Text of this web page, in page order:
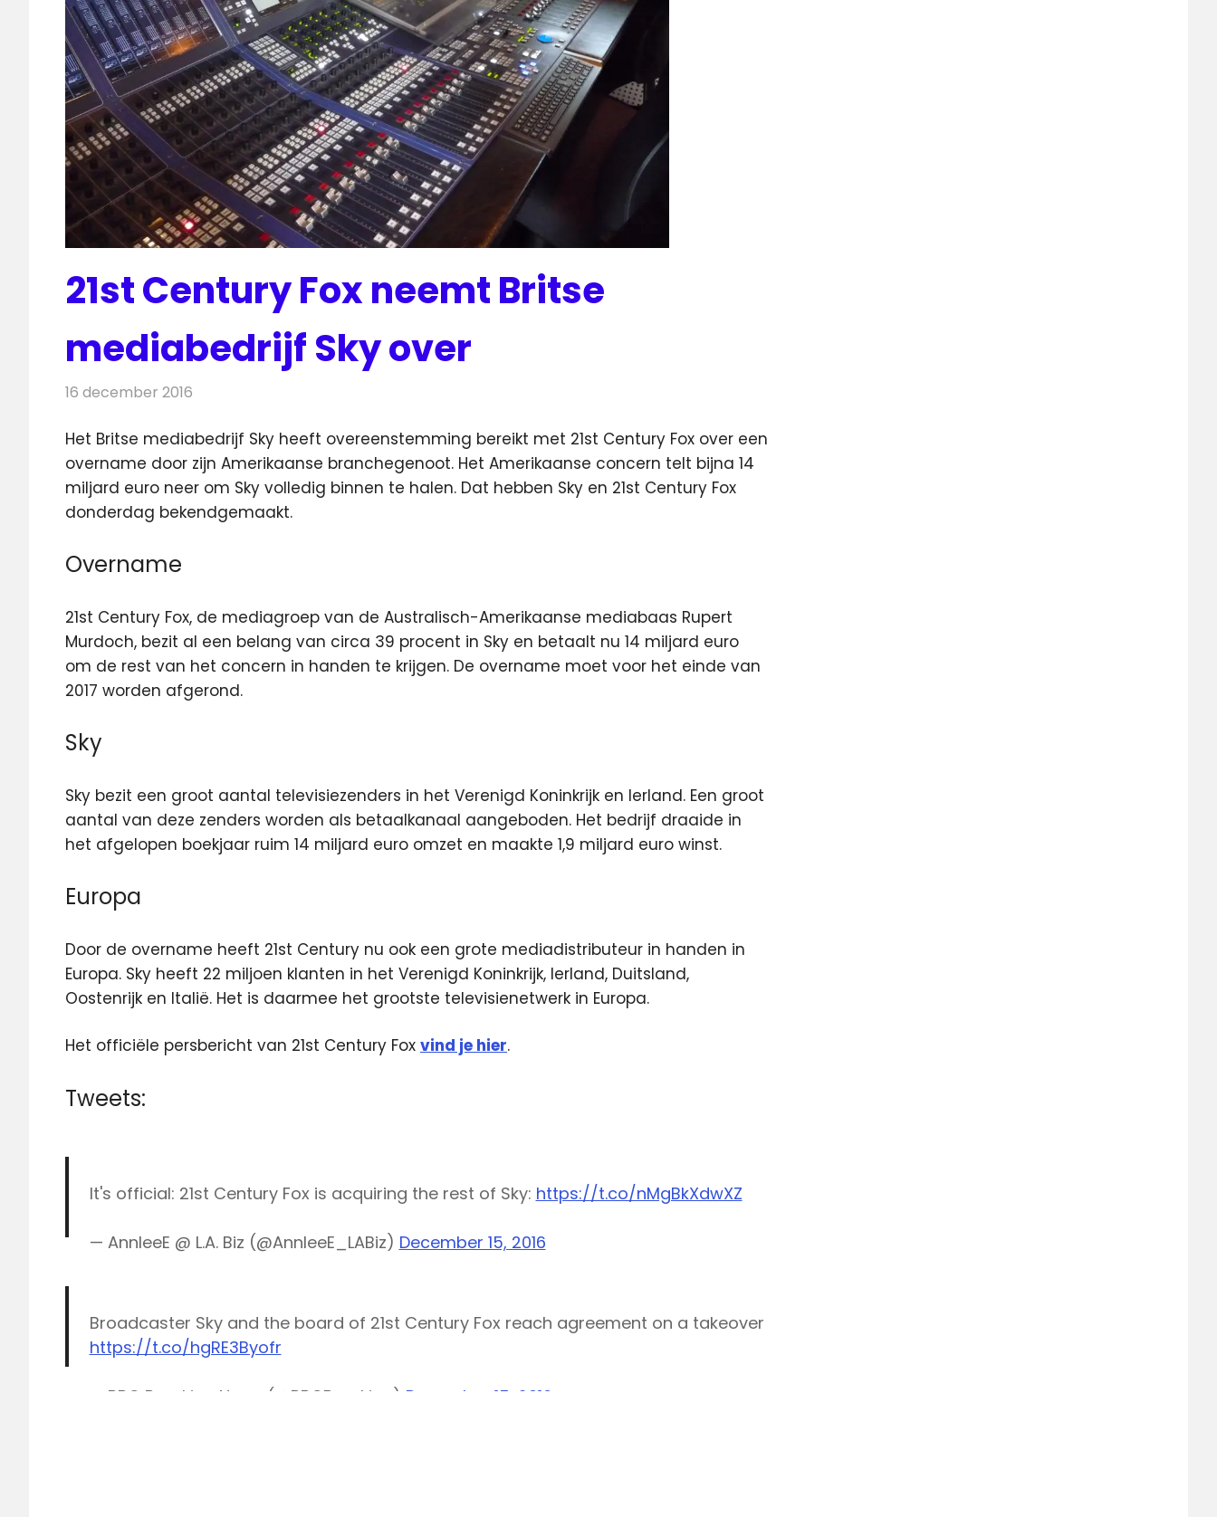
21st Century Fox neemt Britse
mediabedrijf Sky over
16 december 2016
Het Britse mediabedrijf Sky heeft overeenstemming bereikt met 21st Century Fox over een
overname door zijn Amerikaanse branchegenoot. Het Amerikaanse concern telt bijna 14
miljard euro neer om Sky volledig binnen te halen. Dat hebben Sky en 21st Century Fox
donderdag bekendgemaakt.
Overname
21st Century Fox, de mediagroep van de Australisch-Amerikaanse mediabaas Rupert
Murdoch, bezit al een belang van circa 39 procent in Sky en betaalt nu 14 miljard euro
om de rest van het concern in handen te krijgen. De overname moet voor het einde van
2017 worden afgerond.
Sky
Sky bezit een groot aantal televisiezenders in het Verenigd Koninkrijk en Ierland. Een groot
aantal van deze zenders worden als betaalkanaal aangeboden. Het bedrijf draaide in
het afgelopen boekjaar ruim 14 miljard euro omzet en maakte 1,9 miljard euro winst.
Europa
Door de overname heeft 21st Century nu ook een grote mediadistributeur in handen in
Europa. Sky heeft 22 miljoen klanten in het Verenigd Koninkrijk, Ierland, Duitsland,
Oostenrijk en Italië. Het is daarmee het grootste televisienetwerk in Europa.
Het officiële persbericht van 21st Century Fox vind je hier.
Tweets:
It's official: 21st Century Fox is acquiring the rest of Sky: https://t.co/nMgBkXdwXZ
— AnnleeE @ L.A. Biz (@AnnleeE_LABiz) December 15, 2016
Broadcaster Sky and the board of 21st Century Fox reach agreement on a takeover
https://t.co/hgRE3Byofr
— BBC Breaking News (@BBCBreaking) December 15, 2016